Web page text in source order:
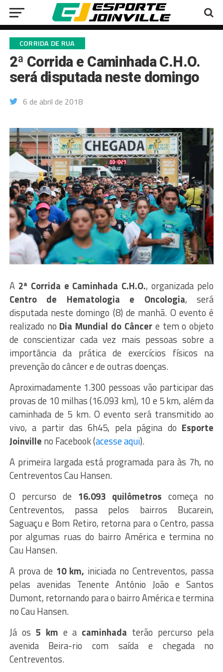
CORRIDA DE RUA
2ª Corrida e Caminhada C.H.O.
será disputada neste domingo
6 de abril de 2018
A 2ª Corrida e Caminhada C.H.O., organizada pelo
Centro de Hematologia e Oncologia, será
disputada neste domingo (8) de manhã. O evento é
realizado no Dia Mundial do Câncere tem o objeto
de conscientizar cada vez mais pessoas sobre a
importância da prática de exercícios físicos na
prevenção do câncer e de outras doenças.
Aproximadamente 1.300 pessoas vão participar das
provas de 10 milhas (16.093 km), 10 e 5 km, além da
caminhada de 5 km. O evento será transmitido ao
vivo, a partir das 6h45, pela página do Esporte
Joinville no Facebook (acesse aqui).
A primeira largada está programada para às 7h, no
Centreventos Cau Hansen.
O percurso de 16.093 quilômetros começa no
Centreventos, passa pelos bairros Bucarein,
Saguaçu e Bom Retiro, retorna para o Centro, passa
por algumas ruas do bairro América e termina no
Cau Hansen.
A prova de 10 km, iniciada no Centreventos, passa
pelas avenidas Tenente Antônio João e Santos
Dumont, retornando para o bairro América e termina
no Cau Hansen.
Já os 5 km e a caminhada terão percurso pela
avenida Beira-rio com saída e chegada no
Centreventos.